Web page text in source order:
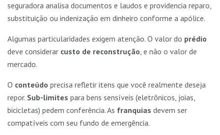
seguradora analisa documentos e laudos e providencia reparo,
substituição ou indenização em dinheiro conforme a apólice.
Algumas particularidades exigem atenção. O valor do prédio
deve considerar custo de reconstrução, e não o valor de
mercado.
O conteúdo precisa refletir itens que você realmente deseja
repor. Sub-limites para bens sensíveis (eletrônicos, joias,
bicicletas) pedem conferência. As franquias devem ser
compatíveis com seu fundo de emergência.